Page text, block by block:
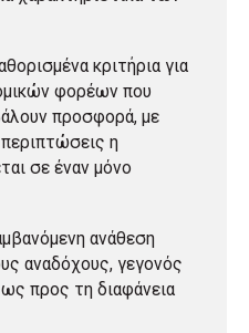
κριτήρια για
φορέων που
προσφορά, με
η
σε έναν μόνο
ανάθεση
αναδόχους, γεγονός
προς τη διαφάνεια